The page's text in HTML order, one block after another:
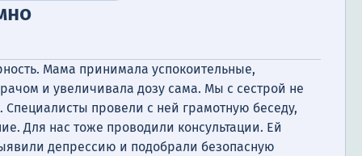
Мама принимала успокоительные,
и увеличивала дозу сама. Мы с сестрой не
Специалисты провели с ней грамотную беседу,
Для нас тоже проводили консультации. Ей
депрессию и подобрали безопасную